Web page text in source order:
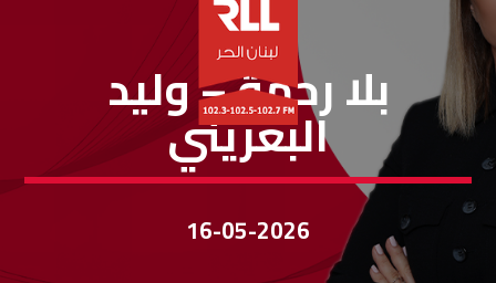
بلا رحمة
بلا رحمة – وليد
البعريني
16-05-2026